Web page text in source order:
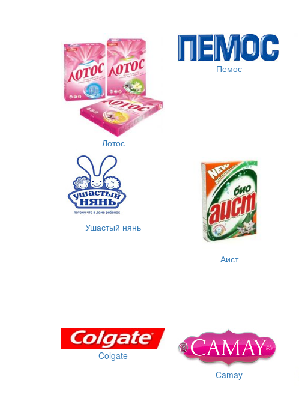
Лотос
Пемос
Ушастый нянь
Аист
Colgate
Camay